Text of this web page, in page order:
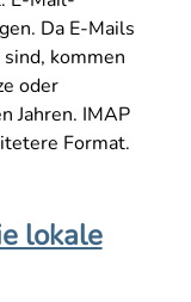
Da E-Mails
kommen
oder
Jahren. IMAP
Format.
lokale